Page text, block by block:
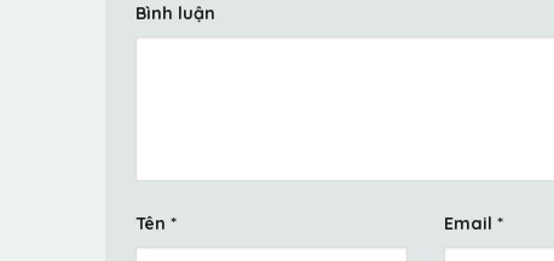
Bình luận
Tên * Email *